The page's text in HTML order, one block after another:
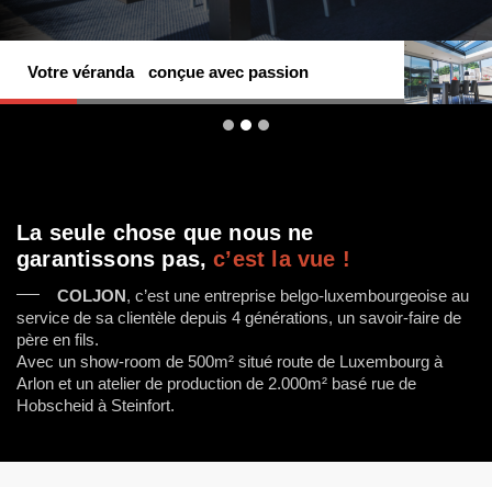
Votre véranda conçue avec passion
La seule chose que nous ne
garantissons pas,c’est la vue !
COLJON , c’est une entreprise belgo-luxembourgeoise au
service de sa clientèle depuis 4 générations, un savoir-faire de
père en fils.
Avec un show-room de 500m² situé route de Luxembourg à
Arlon et un atelier de production de 2.000m² basé rue de
Hobscheid à Steinfort.